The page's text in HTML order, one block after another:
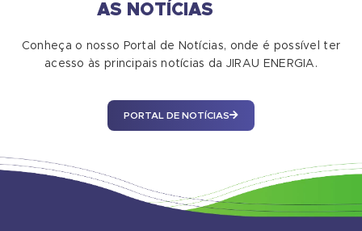
AS NOTÍCIAS
Conheça o nosso Portal de Notícias, onde é possível ter
acesso às principais notícias da JIRAU ENERGIA.
PORTAL DE NOTÍCIAS